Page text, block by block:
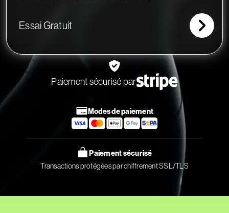
Essai Gratuit
Paiement sécurisé par
Modes de paiement
Paiement sécurisé
Transactions protégées par chiffrement SSL/TLS